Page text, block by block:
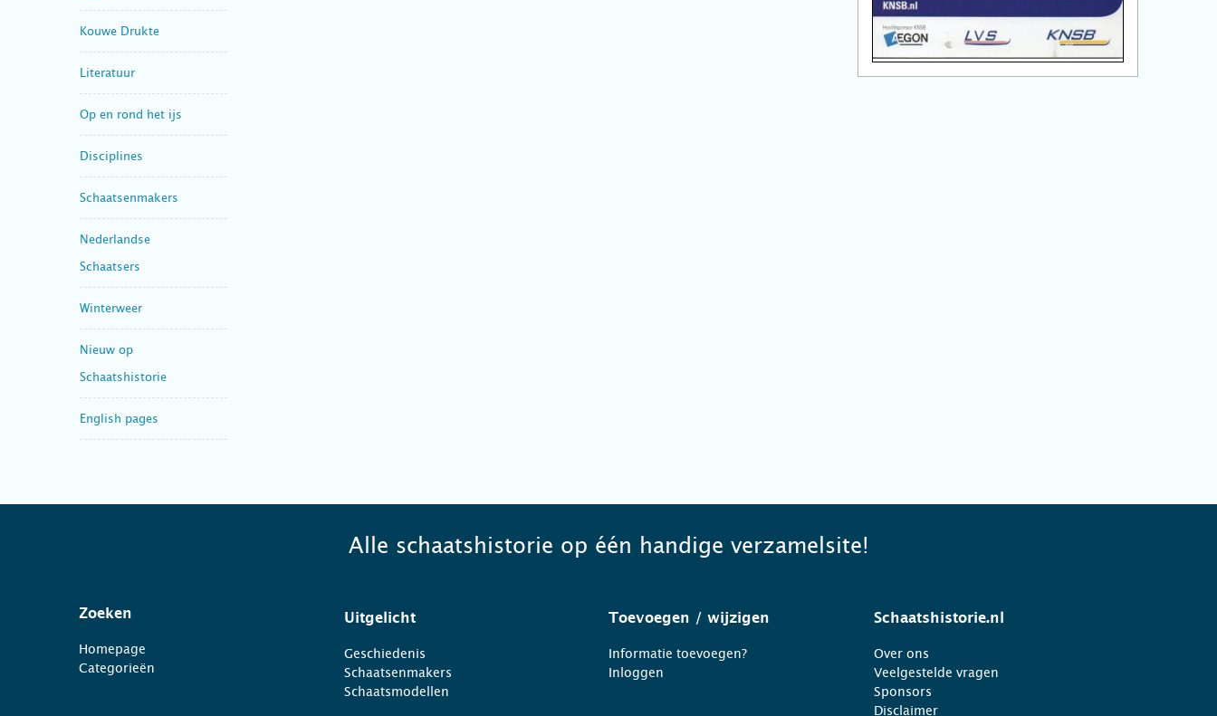
Kouwe Drukte
Literatuur
Op en rond het ijs
Disciplines
Schaatsenmakers
Nederlandse
Schaatsers
Winterweer
Nieuw op
Schaatshistorie
English pages
Alle schaatshistorie op één handige verzamelsite!
Zoeken
Homepage
Categorieën
Uitgelicht
Geschiedenis
Schaatsenmakers
Schaatsmodellen
Toevoegen / wijzigen
Informatie toevoegen?
Inloggen
Schaatshistorie.nl
Over ons
Veelgestelde vragen
Sponsors
Disclaimer